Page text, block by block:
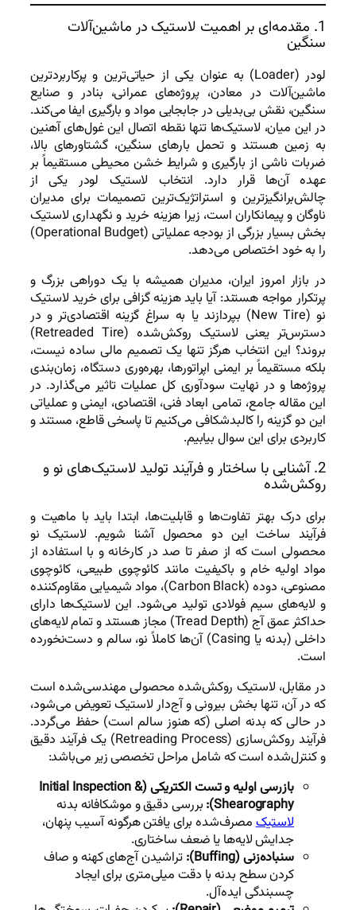
1. مقدمه‌ای بر اهمیت لاستیک در ماشین‌آلات
سنگین
لودر (Loader) به عنوان یکی از حیاتی‌ترین و پرکاربردترین
ماشین‌آلات در معادن، پروژه‌های عمرانی، بنادر و صنایع
سنگین، نقش بی‌بدیلی در جابجایی مواد و بارگیری ایفا می‌کند.
در این میان، لاستیک‌ها تنها نقطه اتصال این غول‌های آهنین
به زمین هستند و تحمل بارهای سنگین، گشتاورهای بالا،
ضربات ناشی از بارگیری و شرایط خشن محیطی مستقیماً بر
عهده آن‌ها قرار دارد. انتخاب لاستیک لودر یکی از
چالش‌برانگیزترین و استراتژیک‌ترین تصمیمات برای مدیران
ناوگان و پیمانکاران است، زیرا هزینه خرید و نگهداری لاستیک
بخش بسیار بزرگی از بودجه عملیاتی (Operational Budget)
را به خود اختصاص می‌دهد.
در بازار امروز ایران، مدیران همیشه با یک دوراهی بزرگ و
پرتکرار مواجه هستند: آیا باید هزینه گزافی برای خرید لاستیک
نو (New Tire) بپردازند یا به سراغ گزینه اقتصادی‌تر و در
دسترس‌تر یعنی لاستیک روکش‌شده (Retreaded Tire)
بروند؟ این انتخاب هرگز تنها یک تصمیم مالی ساده نیست،
بلکه مستقیماً بر ایمنی اپراتورها، بهره‌وری دستگاه، زمان‌بندی
پروژه‌ها و در نهایت سودآوری کل عملیات تاثیر می‌گذارد. در
این مقاله جامع، تمامی ابعاد فنی، اقتصادی، ایمنی و عملیاتی
این دو گزینه را کالبدشکافی می‌کنیم تا پاسخی قاطع، مستند و
کاربردی برای این سوال بیابیم.
2. آشنایی با ساختار و فرآیند تولید لاستیک‌های نو و
روکش‌شده
برای درک بهتر تفاوت‌ها و قابلیت‌ها، ابتدا باید با ماهیت و
فرآیند ساخت این دو محصول آشنا شویم. لاستیک نو
محصولی است که از صفر تا صد در کارخانه و با استفاده از
مواد اولیه خام و باکیفیت مانند کائوچوی طبیعی، کائوچوی
مصنوعی، دوده (Carbon Black)، مواد شیمیایی مقاوم‌کننده
و لایه‌های سیم فولادی تولید می‌شود. این لاستیک‌ها دارای
حداکثر عمق آج (Tread Depth) مجاز هستند و تمام لایه‌های
داخلی (بدنه یا Casing) آن‌ها کاملاً نو، سالم و دست‌نخورده
است.
در مقابل، لاستیک روکش‌شده محصولی مهندسی‌شده است
که در آن، تنها بخش بیرونی و آج‌دار لاستیک تعویض می‌شود،
در حالی که بدنه اصلی (که هنوز سالم است) حفظ می‌گردد.
فرآیند روکش‌سازی (Retreading Process) یک فرآیند دقیق
و کنترل‌شده است که شامل مراحل تخصصی زیر می‌باشد:
بازرسی اولیه و تست الکتریکی (Initial Inspection &
Shearography): بررسی دقیق و موشکافانه بدنه
لاستیکمصرف‌شده برای یافتن هرگونه آسیب پنهان،
جدایش لایه‌ها یا ضعف ساختاری.
سنباده‌زنی (Buffing):
تراشیدن آج‌های کهنه و صاف
کردن سطح بدنه با دقت میلی‌متری برای ایجاد
چسبندگی ایده‌آل.